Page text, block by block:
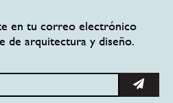
en tu correo electrónico
de arquitectura y diseño.